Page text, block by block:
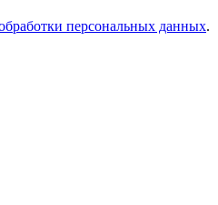
персональных данных.